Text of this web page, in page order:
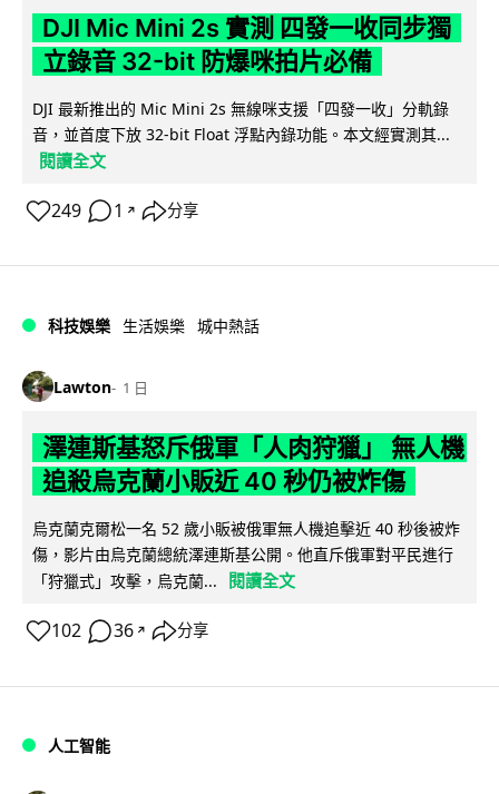
DJI Mic Mini 2s 實測 四發一收同步獨
立錄音 32-bit 防爆咪拍片必備
DJI 最新推出的 Mic Mini 2s 無線咪支援「四發一收」分軌錄
音，並首度下放 32-bit Float 浮點內錄功能。本文經實測其...
閱讀全文
249 1 ↗ 分享
科技娛樂 生活娛樂 城中熱話
Lawton 1 日
澤連斯基怒斥俄軍「人肉狩獵」 無人機
追殺烏克蘭小販近 40 秒仍被炸傷
烏克蘭克爾松一名 52 歲小販被俄軍無人機追擊近 40 秒後被炸
傷，影片由烏克蘭總統澤連斯基公開。他直斥俄軍對平民進行
「狩獵式」攻擊，烏克蘭...
閱讀全文
102 36 ↗ 分享
人工智能